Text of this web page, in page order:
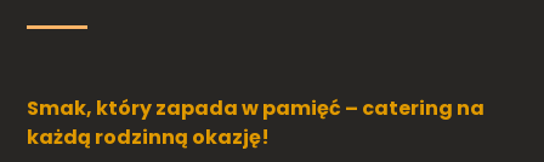
Smak, który zapada w pamięć – catering na
każdą rodzinną okazję!